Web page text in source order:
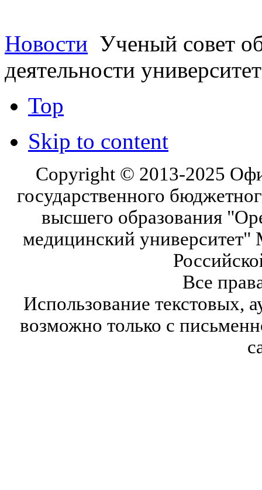
Новости Ученый совет
деятельности
Top
Skip to content
Copyright © 2013-2025
государственного
высшего образования
медицинский университет"
Все
Использование текстовых,
возможно только с